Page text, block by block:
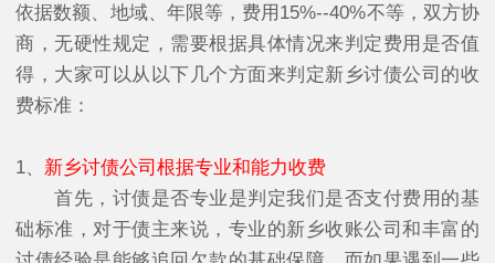
依据数额、地域、年限等，费用15%--40%不等，双方协
商，无硬性规定，需要根据具体情况来判定费用是否值
得，大家可以从以下几个方面来判定新乡讨债公司的收
费标准：
1、 新乡讨债公司根据专业和能力收费
首先，讨债是否专业是判定我们是否支付费用的基
础标准，对于债主来说，专业的新乡收账公司和丰富的